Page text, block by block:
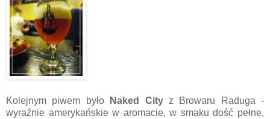
Kolejnym piwem było Naked Cityz Browaru Raduga -
wyraźnie amerykańskie w aromacie, w smaku dość pełne,